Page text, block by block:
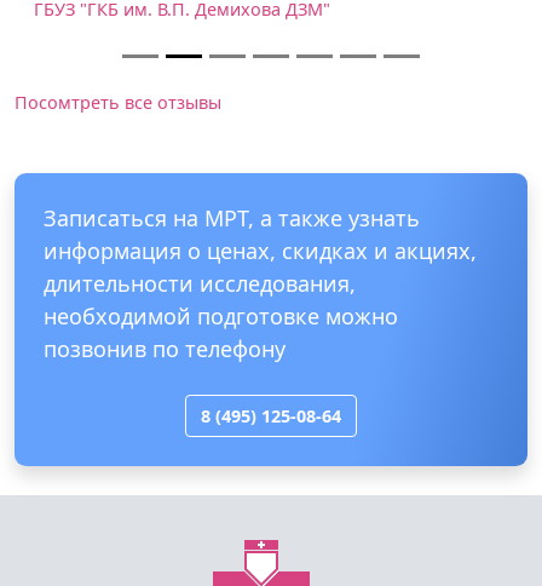
ГБУЗ "ГКБ им. В.П. Демихова ДЗМ"
Посомтреть все отзывы
Записаться на МРТ, а также узнать
информация о ценах, скидках и акциях,
длительности исследования,
необходимой подготовке можно
позвонив по телефону
8 (495) 125-08-64